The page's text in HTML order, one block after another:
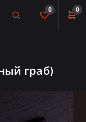
0
0
граб)